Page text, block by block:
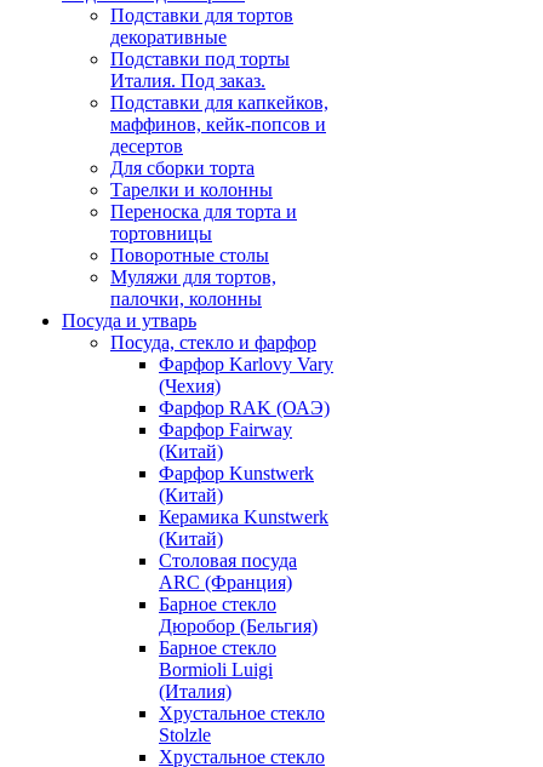
Подставки для тортов
декоративные
Подставки под торты
Италия. Под заказ.
Подставки для капкейков,
маффинов, кейк-попсов и
десертов
Для сборки торта
Тарелки и колонны
Переноска для торта и
тортовницы
Поворотные столы
Муляжи для тортов,
палочки, колонны
Посуда и утварь
Посуда, стекло и фарфор
Фарфор Karlovy Vary
(Чехия)
Фарфор RAK (ОАЭ)
Фарфор Fairway
(Китай)
Фарфор Kunstwerk
(Китай)
Керамика Kunstwerk
(Китай)
Столовая посуда
ARC (Франция)
Барное стекло
Дюробор (Бельгия)
Барное стекло
Bormioli Luigi
(Италия)
Хрустальное стекло
Stolzle
Хрустальное стекло